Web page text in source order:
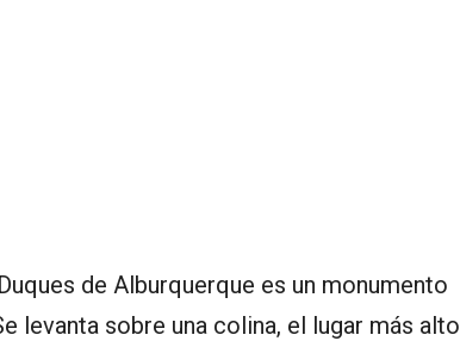
de Alburquerque es un monumento
levanta sobre una colina, el lugar más alto